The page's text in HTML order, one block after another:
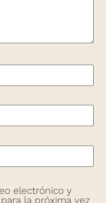
electrónico y
la próxima vez